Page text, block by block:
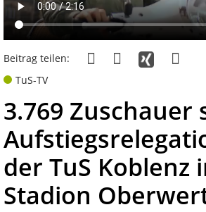
Beitrag teilen:
TuS-TV
3.769 Zuschauer
der TuS Koblenz
Stadion